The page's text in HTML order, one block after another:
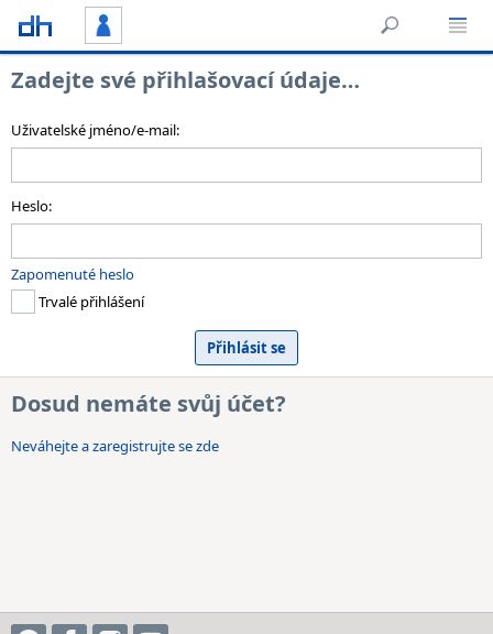
Zadejte své přihlašovací údaje…
Uživatelské jméno/e-mail:
Heslo:
Zapomenuté heslo
Trvalé přihlášení
Dosud nemáte svůj účet?
Neváhejte a zaregistrujte se zde